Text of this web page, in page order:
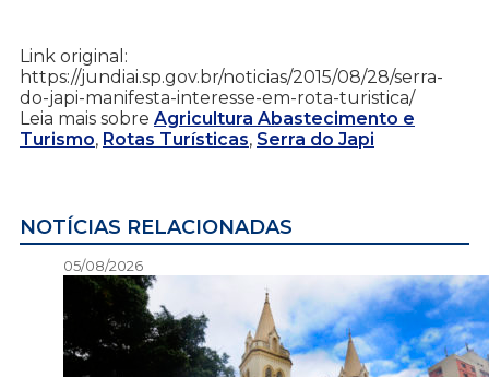
Link original:
https://jundiai.sp.gov.br/noticias/2015/08/28/serra-
do-japi-manifesta-interesse-em-rota-turistica/
Leia mais sobre Agricultura Abastecimento e
Turismo, Rotas Turísticas, Serra do Japi
NOTÍCIAS RELACIONADAS
05/08/2026